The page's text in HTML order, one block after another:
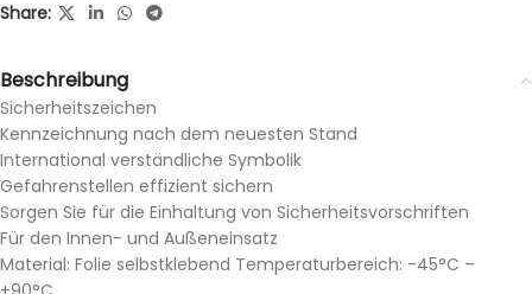
Share:
Beschreibung
Sicherheitszeichen
Kennzeichnung nach dem neuesten Stand
International verständliche Symbolik
Gefahrenstellen effizient sichern
Sorgen Sie für die Einhaltung von Sicherheitsvorschriften
Für den Innen- und Außeneinsatz
Material: Folie selbstklebend Temperaturbereich: -45°C –